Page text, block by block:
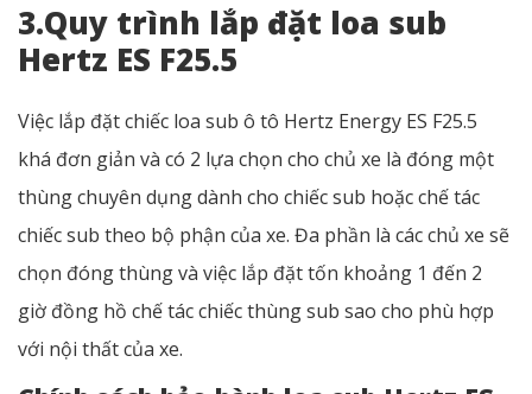
3.Quy trình lắp đặt loa sub
Hertz ES F25.5
Việc lắp đặt chiếc loa sub ô tô Hertz Energy ES F25.5
khá đơn giản và có 2 lựa chọn cho chủ xe là đóng một
thùng chuyên dụng dành cho chiếc sub hoặc chế tác
chiếc sub theo bộ phận của xe. Đa phần là các chủ xe sẽ
chọn đóng thùng và việc lắp đặt tốn khoảng 1 đến 2
giờ đồng hồ chế tác chiếc thùng sub sao cho phù hợp
với nội thất của xe.